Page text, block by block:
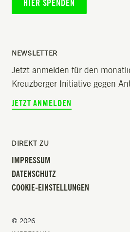
HIER SPENDEN
NEWSLETTER
Jetzt anmelden für den
Kreuzberger Initiative gegen
JETZT ANMELDEN
DIREKT ZU
IMPRESSUM
DATENSCHUTZ
COOKIE-EINSTELLUNGEN
© 2026